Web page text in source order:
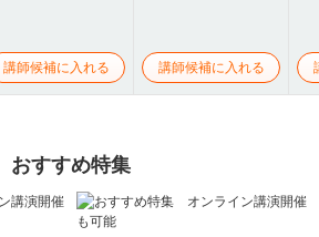
講師候補に入れる 講師候補に入れる
おすすめ特集